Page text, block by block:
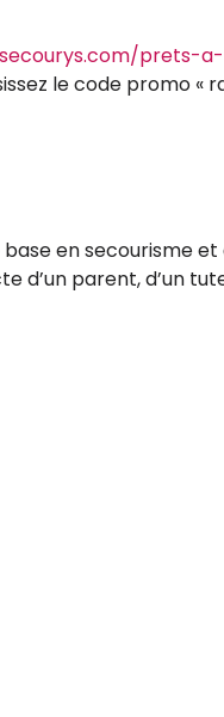
prets-
le code promo
en secourisme
parent, d’un